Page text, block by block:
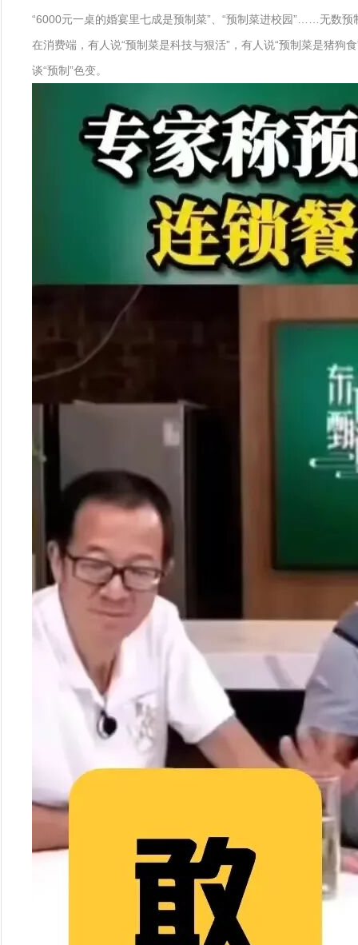
“6000元一桌的婚宴里七成是预制菜”、“预制菜进校园”……无数
在消费端，有人说“预制菜是科技与狠活”，有人说“预制菜是猪
谈“预制”色变。